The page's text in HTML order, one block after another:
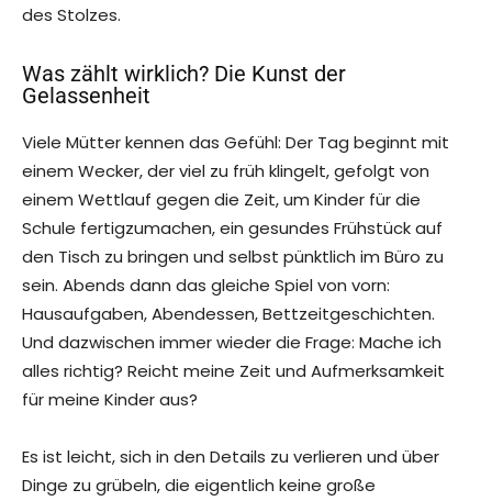
des Stolzes.
Was zählt wirklich? Die Kunst der
Gelassenheit
Viele Mütter kennen das Gefühl: Der Tag beginnt mit
einem Wecker, der viel zu früh klingelt, gefolgt von
einem Wettlauf gegen die Zeit, um Kinder für die
Schule fertigzumachen, ein gesundes Frühstück auf
den Tisch zu bringen und selbst pünktlich im Büro zu
sein. Abends dann das gleiche Spiel von vorn:
Hausaufgaben, Abendessen, Bettzeitgeschichten.
Und dazwischen immer wieder die Frage: Mache ich
alles richtig? Reicht meine Zeit und Aufmerksamkeit
für meine Kinder aus?
Es ist leicht, sich in den Details zu verlieren und über
Dinge zu grübeln, die eigentlich keine große